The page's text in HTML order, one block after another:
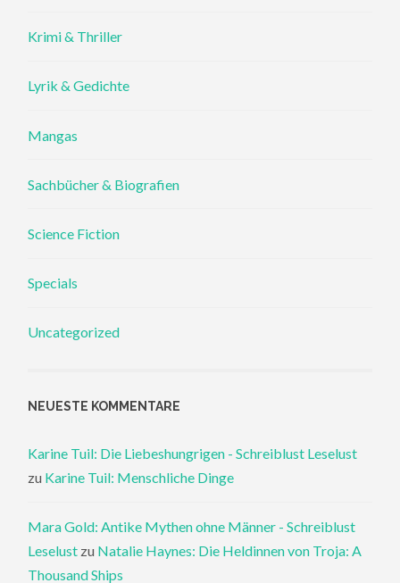
Krimi & Thriller
Lyrik & Gedichte
Mangas
Sachbücher & Biografien
Science Fiction
Specials
Uncategorized
NEUESTE KOMMENTARE
Karine Tuil: Die Liebeshungrigen - Schreiblust Leselust
zu Karine Tuil: Menschliche Dinge
Mara Gold: Antike Mythen ohne Männer - Schreiblust
Leselust zu Natalie Haynes: Die Heldinnen von Troja: A
Thousand Ships